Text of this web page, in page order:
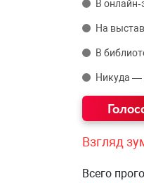
В
На
В
Никуда —
Взгляд
Всего